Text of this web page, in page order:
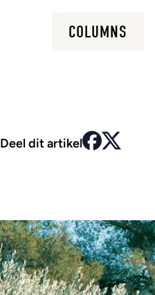
COLUMNS
Deel dit artikel